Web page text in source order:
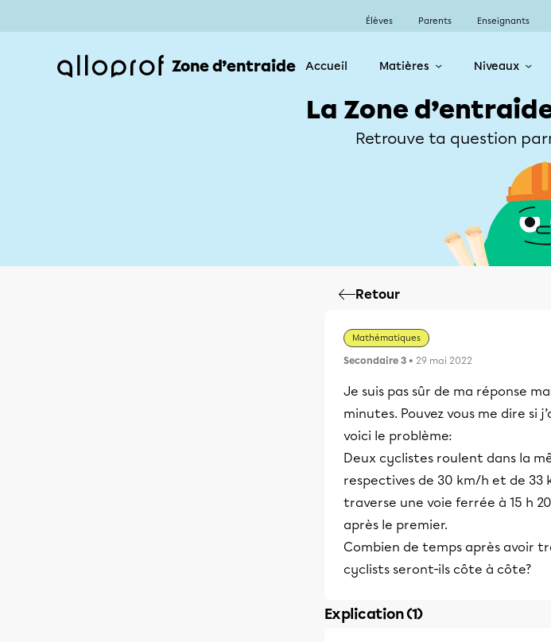
Élèves Parents Enseignants
Zone d’entraide Accueil Matières Niveaux
La Zone
Retrouve ta question
Retour
Mathématiques
Secondaire 3 • 29 mai 2022
Je suis pas sûr de ma réponse
minutes. Pouvez vous me dire si
voici le problème:
Deux cyclistes roulent dans la
respectives de 30 km/h et de 33
traverse une voie ferrée à 15 h
après le premier.
Combien de temps après avoir
cyclists seront-ils côte à côte?
Explication (1)